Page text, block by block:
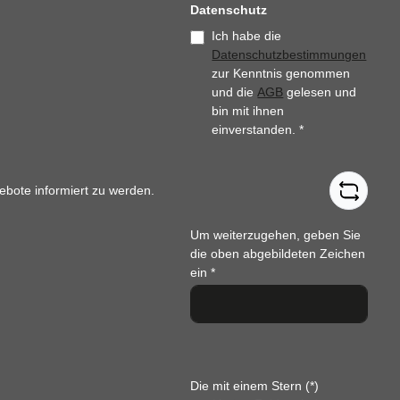
informiert zu werden.
Datenschutz
Ich habe die
Datenschutzbestimmungen
zur Kenntnis genommen
und dieAGB gelesen und
bin mit ihnen
einverstanden.*
Um weiterzugehen, geben Sie
die oben abgebildeten Zeichen
ein*
Die mit einem Stern (*)